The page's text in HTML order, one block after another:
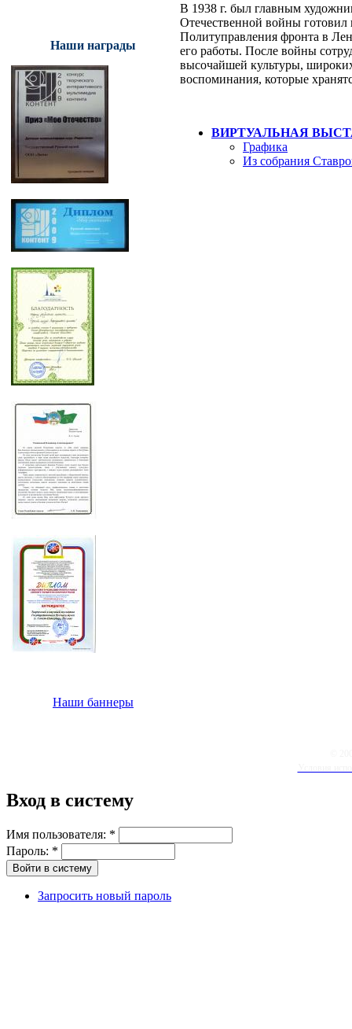
Наши награды
Наши баннеры
В 1938 г. был главным
Отечественной войны
Политуправления фронта в
его работы. После войны
высочайшей культуры,
воспоминания, которые
ВИРТУАЛЬНАЯ
Графика
Из собрания
Вход в систему
Имя пользователя: *
Пароль: *
Запросить новый пароль